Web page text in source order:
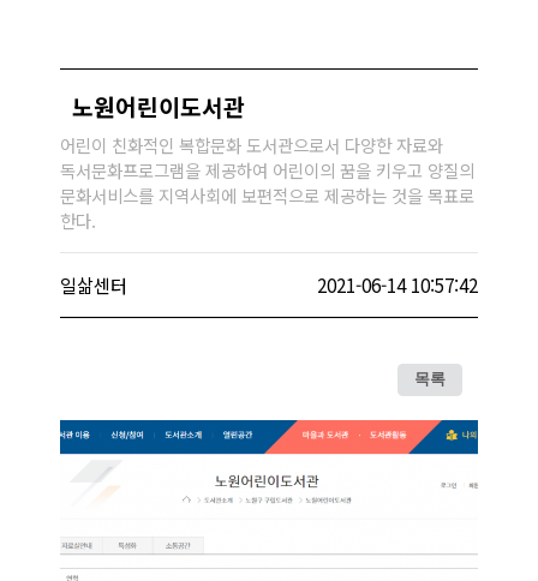
노원어린이도서관
어린이 친화적인 복합문화 도서관으로서 다양한 자료와
독서문화프로그램을 제공하여 어린이의 꿈을 키우고 양질의
문화서비스를 지역사회에 보편적으로 제공하는 것을 목표로
한다.
일삶센터 2021-06-14 10:57:42
목록